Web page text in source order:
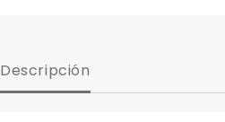
Descripción